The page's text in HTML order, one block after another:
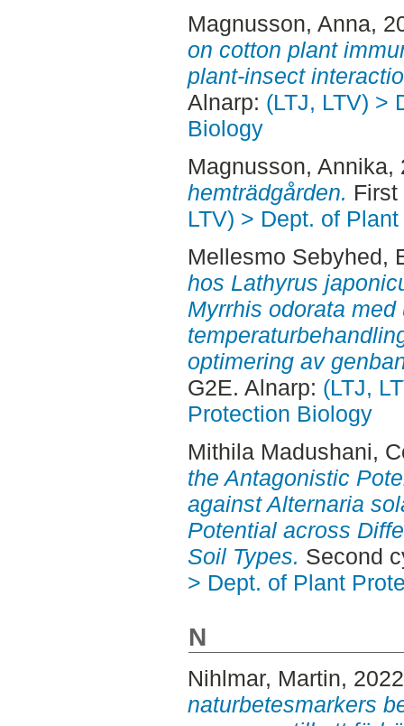
Magnusson, Anna,
on cotton plant
plant-insect
Alnarp: (LTJ, LTV) >
Biology
Magnusson, Annika,
hemträdgården.
LTV) > Dept. of
Mellesmo Sebyhed,
hos Lathyrus
Myrrhis odorata
optimering av
G2E. Alnarp: (LTJ,
Protection Biology
Mithila Madushani,
the Antagonistic
against Alternaria
Potential across
Soil Types. Second
> Dept. of Plant
N
Nihlmar, Martin,
naturbetesmarkers